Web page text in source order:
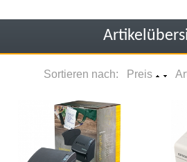
Sortieren nach: Preis